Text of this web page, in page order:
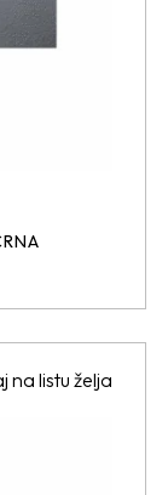
na listu želja